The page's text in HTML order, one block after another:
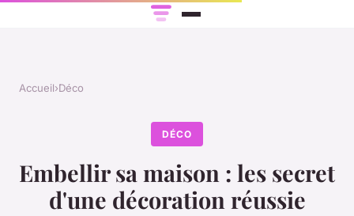
Accueil›Déco
DÉCO
Embellir sa maison : les secret
d'une décoration réussie